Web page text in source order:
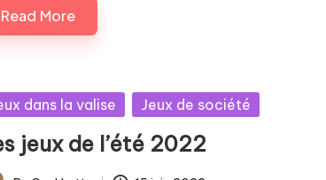
Read More
dans la valise Jeux de société
jeux de l’été 2022